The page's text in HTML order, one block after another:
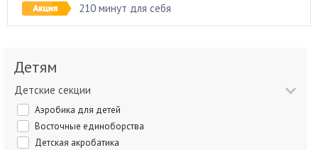
210 минут для себя
Детям
Детские секции
Аэробика для детей
Восточные единоборства
Детская акробатика